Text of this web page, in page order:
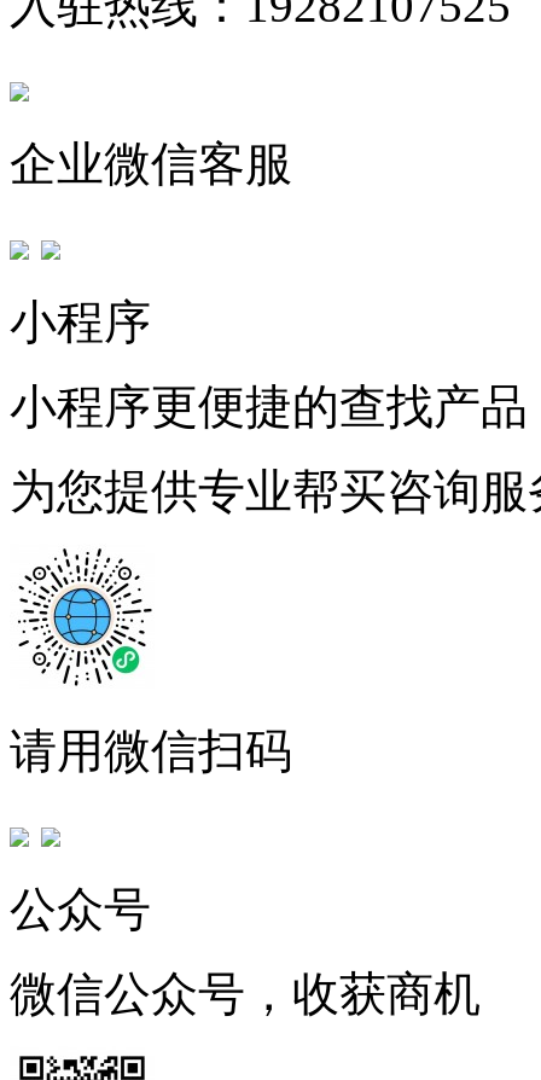
企业微信客服
小程序
小程序更便捷的查找产品
为您提供专业帮买咨询服
请用微信扫码
公众号
微信公众号，收获商机